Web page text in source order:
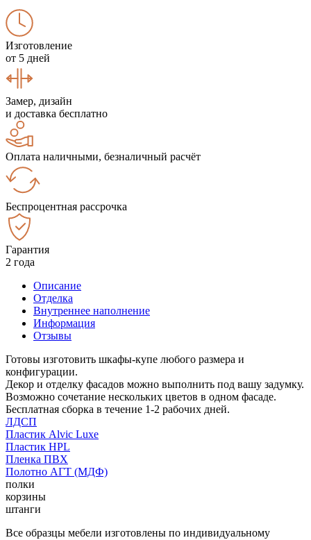
Изготовление
от 5 дней
Замер, дизайн
и доставка бесплатно
Оплата наличными, безналичный расчёт
Беспроцентная рассрочка
Гарантия
2 года
Описание
Отделка
Внутреннее наполнение
Информация
Отзывы
Готовы изготовить шкафы-купе любого размера и
конфигурации.
Декор и отделку фасадов можно выполнить под вашу задумку.
Возможно сочетание нескольких цветов в одном фасаде.
Бесплатная сборка в течение 1-2 рабочих дней.
ЛДСП
Пластик Alvic Luxe
Пластик HPL
Пленка ПВХ
Полотно АГТ (МДФ)
полки
корзины
штанги
Все образцы мебели изготовлены по индивидуальному